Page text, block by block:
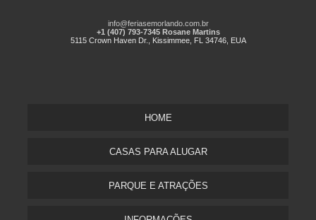
info@feriasemorlando.com.br
+1 (407) 793-7345 Rosane Martins
5115 Crown Haven Dr., Kissimmee, FL 34746, EUA
HOME
CASAS PARA ALUGAR
PARQUE E ATRAÇÕES